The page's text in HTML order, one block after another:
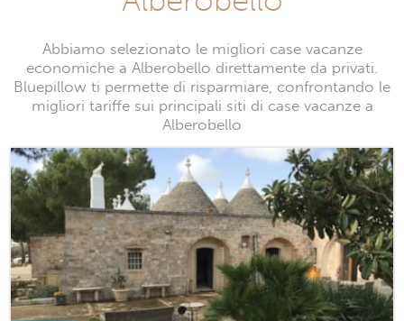
Abbiamo selezionato le migliori case vacanze
economiche a Alberobello direttamente da privati.
Bluepillow ti permette di risparmiare, confrontando le
migliori tariffe sui principali siti di case vacanze a
Alberobello